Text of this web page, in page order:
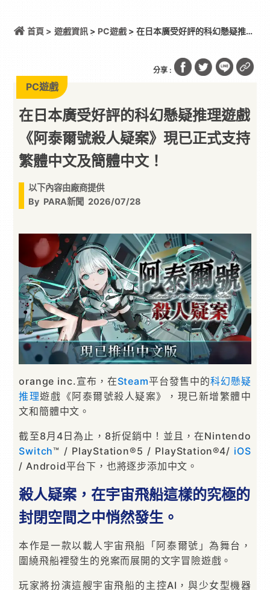
首頁 > 遊戲資訊> PC遊戲> 在日本廣受好評的科幻懸疑推理
分享 :
PC遊戲
在日本廣受好評的科幻懸疑推理遊戲
《阿泰爾號殺人疑案》現已正式支持
繁體中文及簡體中文！
以下內容由廠商提供
By PARA新聞 2026/07/28
orange inc.宣布，在Steam平台發售中的科幻懸疑
推理遊戲《阿泰爾號殺人疑案》，現已新增繁體中
文和簡體中文。
截至8月4日為止，8折促銷中！並且，在Nintendo
Switch™ / PlayStation®5 / PlayStation®4/ iOS
/ Android平台下，也將逐步添加中文。
殺人疑案，在宇宙飛船這樣的究極的
封閉空間之中悄然發生。
本作是一款以載人宇宙飛船「阿泰爾號」為舞台，
圍繞飛船裡發生的兇案而展開的文字冒險遊戲。
玩家將扮演這艘宇宙飛船的主控AI，與少女型機器